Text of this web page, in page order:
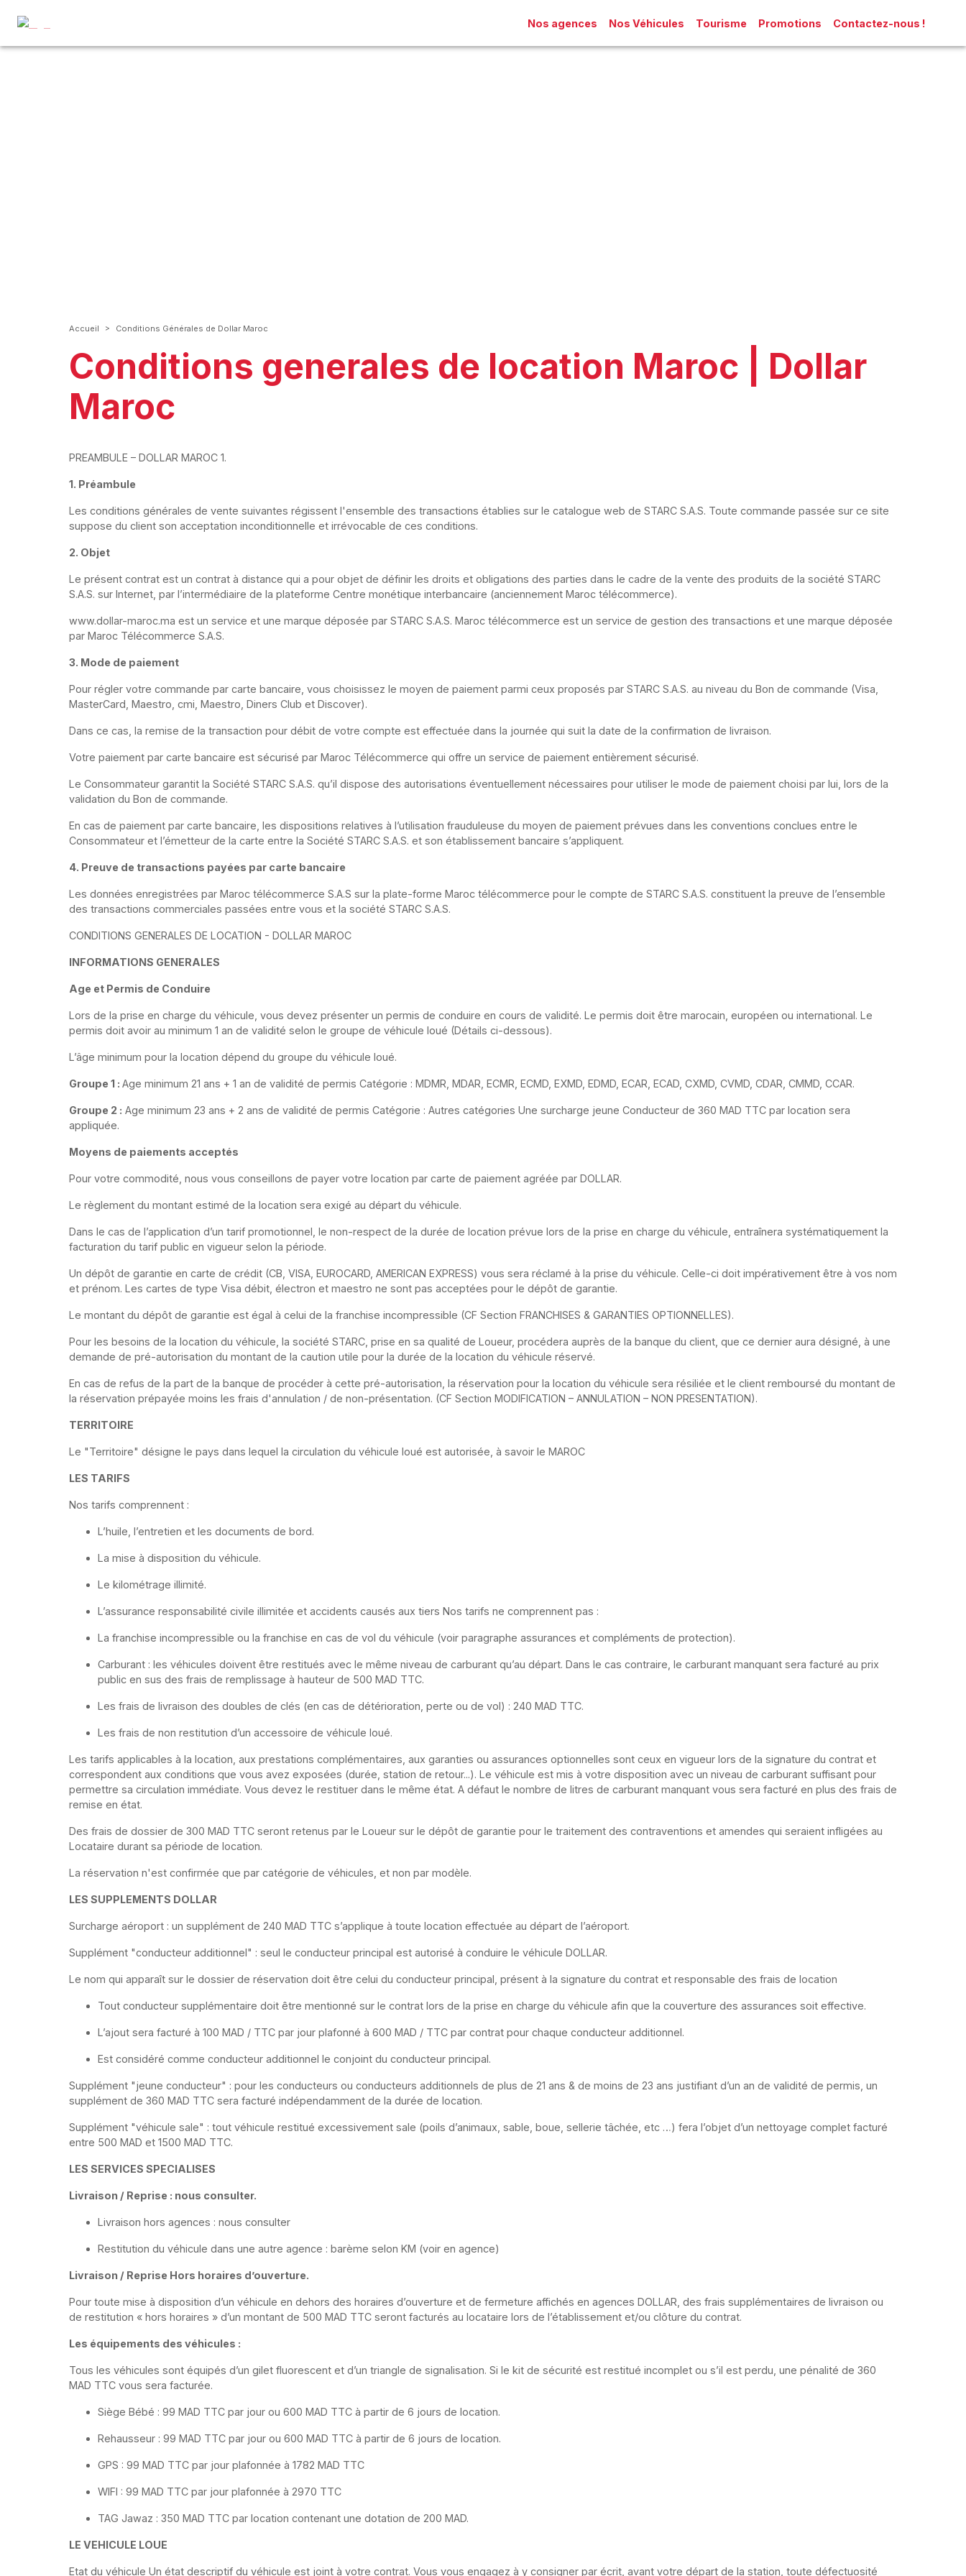
Nos agences Nos Véhicules Tourisme Promotions Contactez-nous !
Accueil > Conditions Générales de Dollar Maroc
Conditions generales de location Maroc | Dollar
Maroc
PREAMBULE – DOLLAR MAROC 1.
1. Préambule
Les conditions générales de vente suivantes régissent l'ensemble des transactions établies sur le catalogue web de STARC S.A.S. Toute commande passée sur ce site
suppose du client son acceptation inconditionnelle et irrévocable de ces conditions.
2. Objet
Le présent contrat est un contrat à distance qui a pour objet de définir les droits et obligations des parties dans le cadre de la vente des produits de la société STARC
S.A.S. sur Internet, par l’intermédiaire de la plateforme Centre monétique interbancaire (anciennement Maroc télécommerce).
www.dollar-maroc.ma est un service et une marque déposée par STARC S.A.S. Maroc télécommerce est un service de gestion des transactions et une marque déposée
par Maroc Télécommerce S.A.S.
3. Mode de paiement
Pour régler votre commande par carte bancaire, vous choisissez le moyen de paiement parmi ceux proposés par STARC S.A.S. au niveau du Bon de commande (Visa,
MasterCard, Maestro, cmi, Maestro, Diners Club et Discover).
Dans ce cas, la remise de la transaction pour débit de votre compte est effectuée dans la journée qui suit la date de la confirmation de livraison.
Votre paiement par carte bancaire est sécurisé par Maroc Télécommerce qui offre un service de paiement entièrement sécurisé.
Le Consommateur garantit la Société STARC S.A.S. qu’il dispose des autorisations éventuellement nécessaires pour utiliser le mode de paiement choisi par lui, lors de la
validation du Bon de commande.
En cas de paiement par carte bancaire, les dispositions relatives à l’utilisation frauduleuse du moyen de paiement prévues dans les conventions conclues entre le
Consommateur et l’émetteur de la carte entre la Société STARC S.A.S. et son établissement bancaire s’appliquent.
4. Preuve de transactions payées par carte bancaire
Les données enregistrées par Maroc télécommerce S.A.S sur la plate-forme Maroc télécommerce pour le compte de STARC S.A.S. constituent la preuve de l’ensemble
des transactions commerciales passées entre vous et la société STARC S.A.S.
CONDITIONS GENERALES DE LOCATION - DOLLAR MAROC
INFORMATIONS GENERALES
Age et Permis de Conduire
Lors de la prise en charge du véhicule, vous devez présenter un permis de conduire en cours de validité. Le permis doit être marocain, européen ou international. Le
permis doit avoir au minimum 1 an de validité selon le groupe de véhicule loué (Détails ci-dessous).
L’âge minimum pour la location dépend du groupe du véhicule loué.
Groupe 1 : Age minimum 21 ans + 1 an de validité de permis Catégorie : MDMR, MDAR, ECMR, ECMD, EXMD, EDMD, ECAR, ECAD, CXMD, CVMD, CDAR, CMMD, CCAR.
Groupe 2 : Age minimum 23 ans + 2 ans de validité de permis Catégorie : Autres catégories Une surcharge jeune Conducteur de 360 MAD TTC par location sera
appliquée.
Moyens de paiements acceptés
Pour votre commodité, nous vous conseillons de payer votre location par carte de paiement agréée par DOLLAR.
Le règlement du montant estimé de la location sera exigé au départ du véhicule.
Dans le cas de l’application d’un tarif promotionnel, le non-respect de la durée de location prévue lors de la prise en charge du véhicule, entraînera systématiquement la
facturation du tarif public en vigueur selon la période.
Un dépôt de garantie en carte de crédit (CB, VISA, EUROCARD, AMERICAN EXPRESS) vous sera réclamé à la prise du véhicule. Celle-ci doit impérativement être à vos nom
et prénom. Les cartes de type Visa débit, électron et maestro ne sont pas acceptées pour le dépôt de garantie.
Le montant du dépôt de garantie est égal à celui de la franchise incompressible (CF Section FRANCHISES & GARANTIES OPTIONNELLES).
Pour les besoins de la location du véhicule, la société STARC, prise en sa qualité de Loueur, procédera auprès de la banque du client, que ce dernier aura désigné, à une
demande de pré-autorisation du montant de la caution utile pour la durée de la location du véhicule réservé.
En cas de refus de la part de la banque de procéder à cette pré-autorisation, la réservation pour la location du véhicule sera résiliée et le client remboursé du montant de
la réservation prépayée moins les frais d'annulation / de non-présentation. (CF Section MODIFICATION – ANNULATION – NON PRESENTATION).
TERRITOIRE
Le "Territoire" désigne le pays dans lequel la circulation du véhicule loué est autorisée, à savoir le MAROC
LES TARIFS
Nos tarifs comprennent :
L’huile, l’entretien et les documents de bord.
La mise à disposition du véhicule.
Le kilométrage illimité.
L’assurance responsabilité civile illimitée et accidents causés aux tiers Nos tarifs ne comprennent pas :
La franchise incompressible ou la franchise en cas de vol du véhicule (voir paragraphe assurances et compléments de protection).
Carburant : les véhicules doivent être restitués avec le même niveau de carburant qu’au départ. Dans le cas contraire, le carburant manquant sera facturé au prix
public en sus des frais de remplissage à hauteur de 500 MAD TTC.
Les frais de livraison des doubles de clés (en cas de détérioration, perte ou de vol) : 240 MAD TTC.
Les frais de non restitution d’un accessoire de véhicule loué.
Les tarifs applicables à la location, aux prestations complémentaires, aux garanties ou assurances optionnelles sont ceux en vigueur lors de la signature du contrat et
correspondent aux conditions que vous avez exposées (durée, station de retour...). Le véhicule est mis à votre disposition avec un niveau de carburant suffisant pour
permettre sa circulation immédiate. Vous devez le restituer dans le même état. A défaut le nombre de litres de carburant manquant vous sera facturé en plus des frais de
remise en état.
Des frais de dossier de 300 MAD TTC seront retenus par le Loueur sur le dépôt de garantie pour le traitement des contraventions et amendes qui seraient infligées au
Locataire durant sa période de location.
La réservation n'est confirmée que par catégorie de véhicules, et non par modèle.
LES SUPPLEMENTS DOLLAR
Surcharge aéroport : un supplément de 240 MAD TTC s’applique à toute location effectuée au départ de l’aéroport.
Supplément "conducteur additionnel" : seul le conducteur principal est autorisé à conduire le véhicule DOLLAR.
Le nom qui apparaît sur le dossier de réservation doit être celui du conducteur principal, présent à la signature du contrat et responsable des frais de location
Tout conducteur supplémentaire doit être mentionné sur le contrat lors de la prise en charge du véhicule afin que la couverture des assurances soit effective.
L’ajout sera facturé à 100 MAD / TTC par jour plafonné à 600 MAD / TTC par contrat pour chaque conducteur additionnel.
Est considéré comme conducteur additionnel le conjoint du conducteur principal.
Supplément "jeune conducteur" : pour les conducteurs ou conducteurs additionnels de plus de 21 ans & de moins de 23 ans justifiant d’un an de validité de permis, un
supplément de 360 MAD TTC sera facturé indépendamment de la durée de location.
Supplément "véhicule sale" : tout véhicule restitué excessivement sale (poils d’animaux, sable, boue, sellerie tâchée, etc …) fera l’objet d’un nettoyage complet facturé
entre 500 MAD et 1500 MAD TTC.
LES SERVICES SPECIALISES
Livraison / Reprise : nous consulter.
Livraison hors agences : nous consulter
Restitution du véhicule dans une autre agence : barème selon KM (voir en agence)
Livraison / Reprise Hors horaires d’ouverture.
Pour toute mise à disposition d’un véhicule en dehors des horaires d’ouverture et de fermeture affichés en agences DOLLAR, des frais supplémentaires de livraison ou
de restitution « hors horaires » d’un montant de 500 MAD TTC seront facturés au locataire lors de l’établissement et/ou clôture du contrat.
Les équipements des véhicules :
Tous les véhicules sont équipés d’un gilet fluorescent et d’un triangle de signalisation. Si le kit de sécurité est restitué incomplet ou s’il est perdu, une pénalité de 360
MAD TTC vous sera facturée.
Siège Bébé : 99 MAD TTC par jour ou 600 MAD TTC à partir de 6 jours de location.
Rehausseur : 99 MAD TTC par jour ou 600 MAD TTC à partir de 6 jours de location.
GPS : 99 MAD TTC par jour plafonnée à 1782 MAD TTC
WIFI : 99 MAD TTC par jour plafonnée à 2970 TTC
TAG Jawaz : 350 MAD TTC par location contenant une dotation de 200 MAD.
LE VEHICULE LOUE
Etat du véhicule Un état descriptif du véhicule est joint à votre contrat. Vous vous engagez à y consigner par écrit, avant votre départ de la station, toute défectuosité